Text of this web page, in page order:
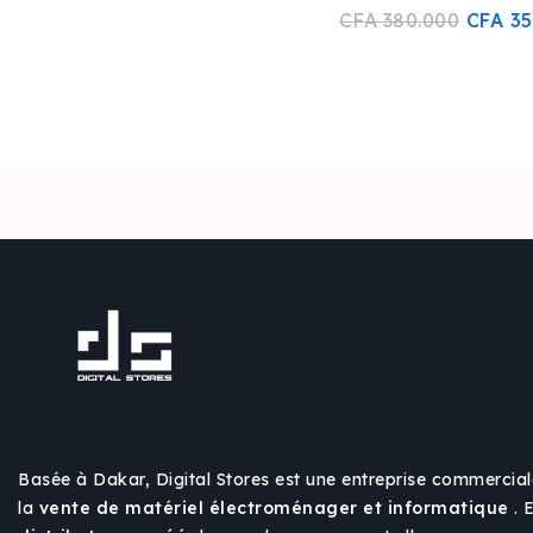
0
CFA380.000 CFA
Basée à Dakar, Digital Stores est une entreprise
la vente de matériel électroménager et informatique .